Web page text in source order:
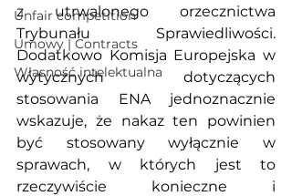
Unfair competition
Umowy | Contracts
Własność intelektualna
z utrwalonego orzecznictwa
Trybunału Sprawiedliwości.
Dodatkowo Komisja Europejska w
wytycznych dotyczących
stosowania ENA jednoznacznie
wskazuje, że nakaz ten powinien
być stosowany wyłącznie w
sprawach, w których jest to
rzeczywiście konieczne i